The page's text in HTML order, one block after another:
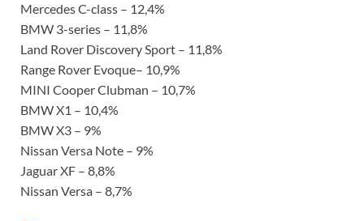
Mercedes C-class – 12,4%
BMW 3-series – 11,8%
Land Rover Discovery Sport – 11,8%
Range Rover Evoque– 10,9%
MINI Cooper Clubman – 10,7%
BMW X1 – 10,4%
BMW X3 – 9%
Nissan Versa Note – 9%
Jaguar XF – 8,8%
Nissan Versa – 8,7%